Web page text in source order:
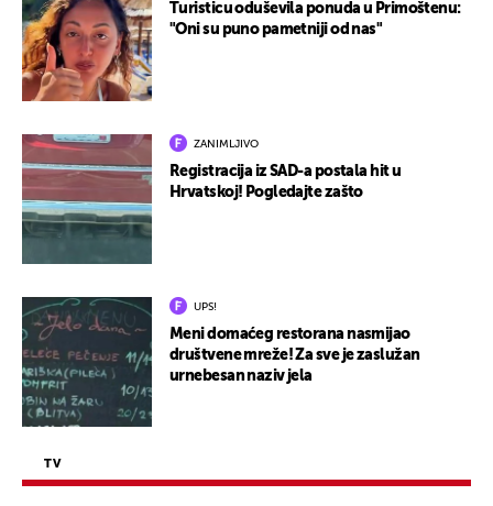
Turisticu oduševila ponuda u Primoštenu:
"Oni su puno pametniji od nas"
ZANIMLJIVO
Registracija iz SAD-a postala hit u
Hrvatskoj! Pogledajte zašto
UPS!
Meni domaćeg restorana nasmijao
društvene mreže! Za sve je zaslužan
urnebesan naziv jela
TV